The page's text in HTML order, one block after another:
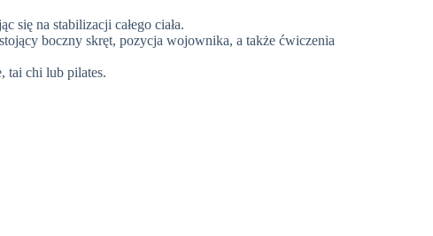
się na stabilizacji całego ciała.
boczny skręt, pozycja wojownika, a także ćwiczenia
tai chi lub pilates.